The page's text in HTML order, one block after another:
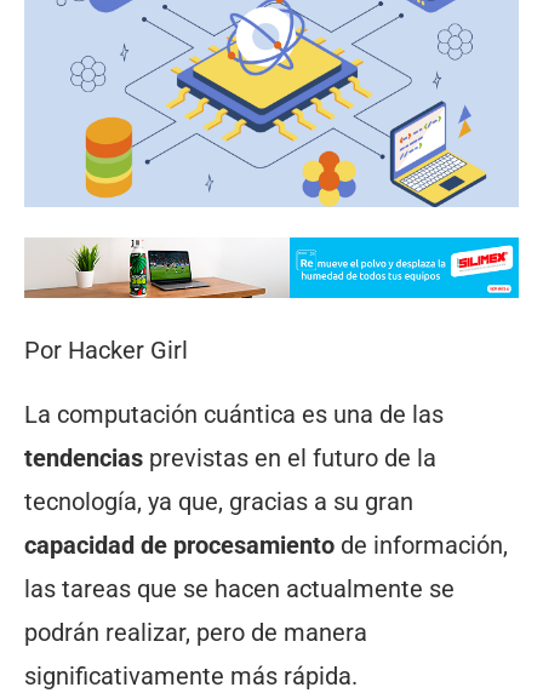
Por Hacker Girl
La computación cuántica es una de las
tendencias previstas en el futuro de la
tecnología, ya que, gracias a su gran
capacidad de procesamiento de información,
las tareas que se hacen actualmente se
podrán realizar, pero de manera
significativamente más rápida.